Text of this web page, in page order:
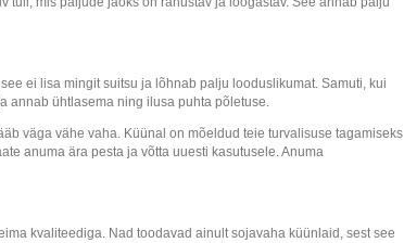
ei lisa mingit suitsu ja lõhnab palju looduslikumat. Samuti, kui
annab ühtlasema ning ilusa puhta põletuse.
väga vähe vaha. Küünal on mõeldud teie turvalisuse tagamiseks
anuma ära pesta ja võtta uuesti kasutusele. Anuma
kvaliteediga. Nad toodavad ainult sojavaha küünlaid, sest see